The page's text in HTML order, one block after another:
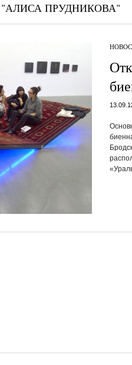
"АЛИСА ПРУДНИКОВА"